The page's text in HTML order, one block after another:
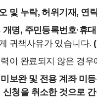
및 누락, 허위기재, 연
개명, 주민등록번호·휴
귀책사유가 있습니다.
이 완료되지 않은 경
보완 및 전용 계좌 미
신청을 취소한 것으로